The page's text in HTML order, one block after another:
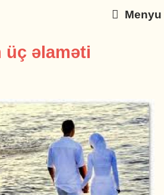
Menyu
əlaməti